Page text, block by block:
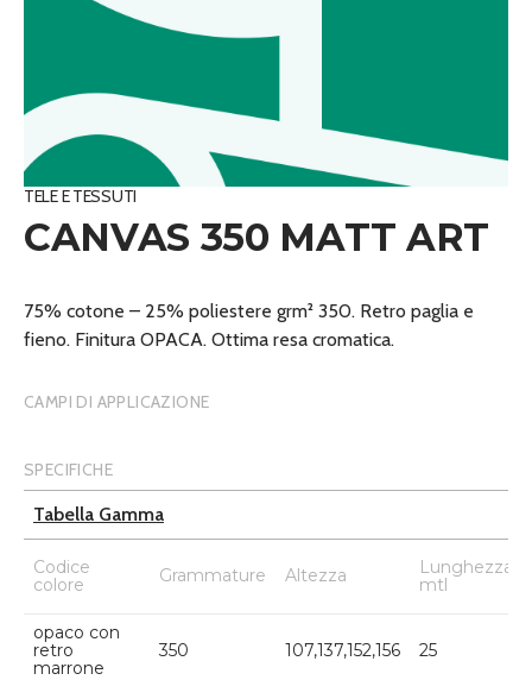
TELE E TESSUTI
CANVAS 350 MATT ART
75% cotone – 25% poliestere grm² 350. Retro paglia e
fieno. Finitura OPACA. Ottima resa cromatica.
CAMPI DI APPLICAZIONE
SPECIFICHE
Tabella Gamma
Codice
colore
Grammature Altezza
Lunghezza
mtl
opaco con
retro
marrone
350 107,137,152,156 25